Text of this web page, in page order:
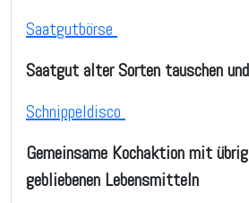
Saatgutbörse
Saatgut alter Sorten tauschen
Schnippeldisco
Gemeinsame Kochaktion mit übrig
gebliebenen Lebensmitteln